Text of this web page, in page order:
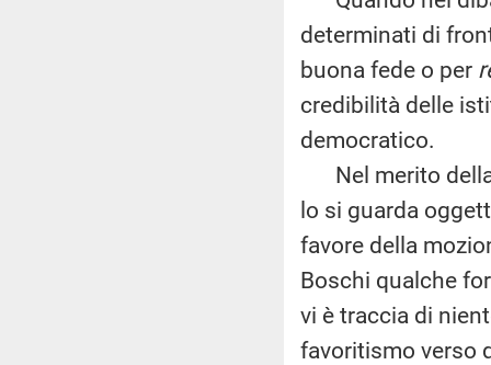
determinati di
buona fede o per
credibilità delle
democratico.
Nel merito della
lo si guarda
favore della
Boschi qualche
vi è traccia di
favoritismo verso